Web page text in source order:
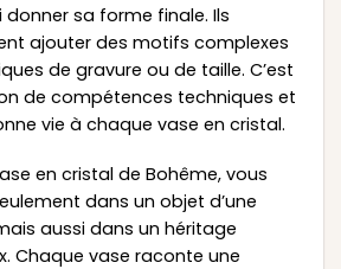
sa forme finale. Ils
ajouter des motifs complexes
de gravure ou de taille. C’est
de compétences techniques et
vie à chaque vase en cristal.
en cristal de Bohême, vous
dans un objet d’une
aussi dans un héritage
Chaque vase raconte une